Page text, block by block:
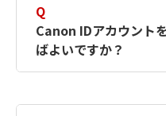
Q
Canon IDアカウント
ばよいですか？